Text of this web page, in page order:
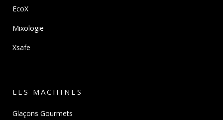
EcoX
Mixologie
Xsafe
LES MACHINES
Glaçons Gourmets